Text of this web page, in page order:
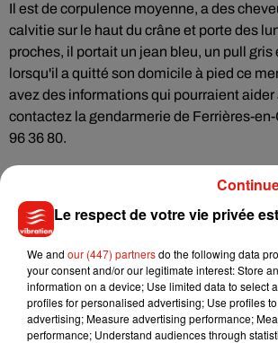
Il est de corpulence moyenne, a des
calvitie sur le haut du crâne et porte des
proches, il portait un jean bleu, un pull
lorsqu'il a quitté son domicile à pied ce
avez des informations qui pourraient aider
contactez la gendarmerie de Ferrières-
96 36 80.
Musique
Julien Lieb s’essaye à
dans son nouveau clip
Le respect de votre vie privée
We and our (447) partnersdo the following data
your consent and/or our legitimate interest: Store
information on a device; Use limited data to select
profiles for personalised advertising; Use profiles
advertising; Measure advertising performance;
performance; Understand audiences through